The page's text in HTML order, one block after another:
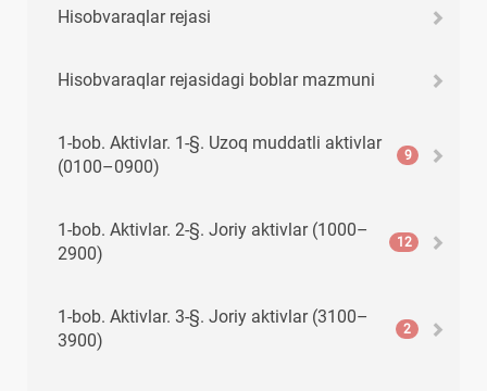
Hisobvaraqlar rejasi
Hisobvaraqlar rejasidagi boblar mazmuni
1-bob. Aktivlar. 1-§. Uzoq muddatli aktivlar
(0100–0900)
9
1-bob. Aktivlar. 2-§. Joriy aktivlar (1000–
2900)
12
1-bob. Aktivlar. 3-§. Joriy aktivlar (3100–
3900)
2